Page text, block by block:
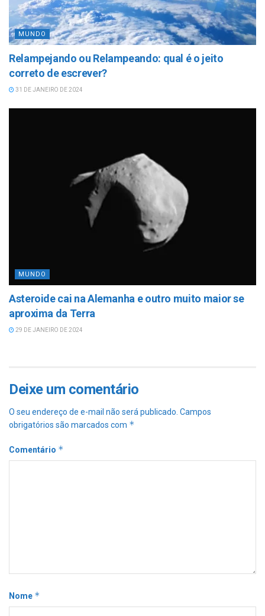
MUNDO
Relampejando ou Relampeando: qual é o jeito
correto de escrever?
31 DE JANEIRO DE 2024
MUNDO
Asteroide cai na Alemanha e outro muito maior se
aproxima da Terra
29 DE JANEIRO DE 2024
Deixe um comentário
O seu endereço de e-mail não será publicado. Campos
obrigatórios são marcados com *
Comentário *
Nome *